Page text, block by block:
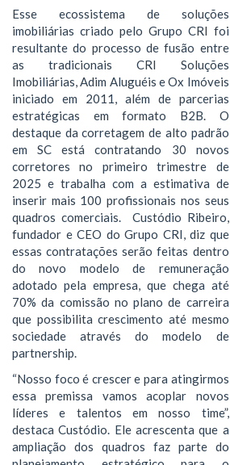
Esse ecossistema de soluções
imobiliárias criado pelo Grupo CRI foi
resultante do processo de fusão entre
as tradicionais CRI Soluções
Imobiliárias, Adim Aluguéis e Ox Imóveis
iniciado em 2011, além de parcerias
estratégicas em formato B2B. O
destaque da corretagem de alto padrão
em SC está contratando 30 novos
corretores no primeiro trimestre de
2025 e trabalha com a estimativa de
inserir mais 100 profissionais nos seus
quadros comerciais. Custódio Ribeiro,
fundador e CEO do Grupo CRI, diz que
essas contratações serão feitas dentro
do novo modelo de remuneração
adotado pela empresa, que chega até
70% da comissão no plano de carreira
que possibilita crescimento até mesmo
sociedade através do modelo de
partnership.
“Nosso foco é crescer e para atingirmos
essa premissa vamos acoplar novos
líderes e talentos em nosso time”,
destaca Custódio. Ele acrescenta que a
ampliação dos quadros faz parte do